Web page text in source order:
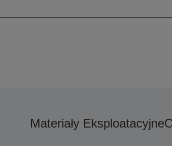
Materiały Eksploatacyjne